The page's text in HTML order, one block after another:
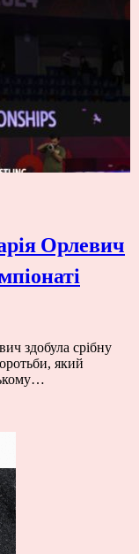
Орлевич
здобула срібну
який